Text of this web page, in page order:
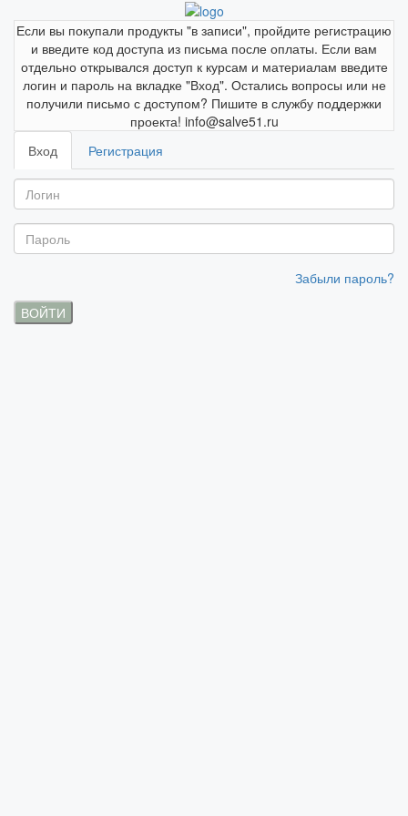
Если вы покупали продукты "в записи", пройдите регистрацию
и введите код доступа из письма после оплаты. Если вам
отдельно открывался доступ к курсам и материалам введите
логин и пароль на вкладке "Вход". Остались вопросы или не
получили письмо с доступом? Пишите в службу поддержки
проекта! info@salve51.ru
Вход
Регистрация
Забыли пароль?
ВОЙТИ